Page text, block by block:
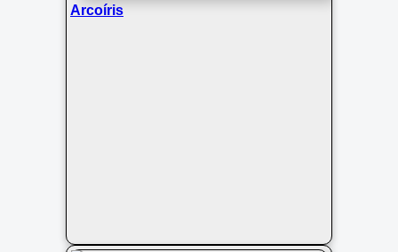
Arcoíris